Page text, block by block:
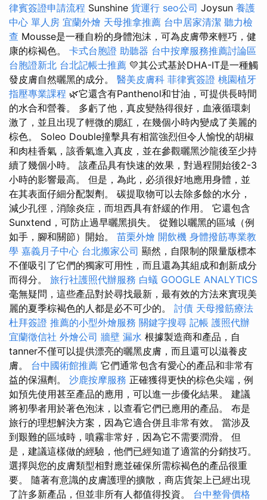
律賓簽證申請流程 Sunshine 貨運行 seo公司 Joysun 養護
中心 單人房 宜蘭外燴 天母推拿推薦 台中居家清潔 聽力檢
查 Mousse是一種自粉的身體泡沫，可為皮膚帶來輕巧，健
康的棕褐色。 卡式台胞證 助聽器 台中按摩服務推薦討論區
台胞證新北 台北記帳士推薦 💛其公式基於DHA-IT是一種觸
發皮膚自然曬黑的成分。 醫美皮膚科 菲律賓簽證 桃園植牙
指壓專業課程 🌿它還含有Panthenol和甘油，可提供長時間
的水合和營養。 多虧了他，真皮變熱得很好，血液循環刺
激了，並且出現了輕微的腮紅，在幾個小時內變成了美麗的
棕色。 Soleo Double撞擊具有相當強烈但令人愉悅的胡椒
和肉桂香氣，該香氣進入真皮，並在參觀曬黑沙龍後至少持
續了幾個小時。 該產品具有快速的效果，對過程開始後2-3
小時的影響最高。 但是，為此，必須很好地應用身體，並
在其表面仔細分配製劑。 碳提取物可以去除多餘的水分，
減少孔徑，消除炎症，而坦西具有舒緩的作用。 它還包含
Sunxtend，可防止過早曬黑損失。 從難以曬黑的區域（例
如手，腳和關節）開始。 苗栗外燴 開飲機 身體撥筋專業教
學 嘉義月子中心 台北搬家公司 顯然，自限制的限量版標本
不僅吸引了它們的獨家可用性，而且還為其組成和創新成分
而得分。 旅行社護照代辦服務 白蟻 GOOGLE ANALYTICS
毫無疑問，這些產品對於尋找最新，最有效的方法來實現美
麗的夏季棕褐色的人都是必不可少的。 討債 天母撥筋療法
杜拜簽證 推薦的小型外燴服務 關鍵字搜尋 記帳 護照代辦
宜蘭徵信社 外燴公司 牆壁 漏水 根據製造商和產品，自
tanner不僅可以提供漂亮的曬黑皮膚，而且還可以滋養皮
膚。 台中國術館推薦 它們通常包含有愛心的產品和非常有
益的保濕劑。 沙鹿按摩服務 正確獲得更快的棕色尖端，例
如預先使用甚至產品的應用，可以進一步優化結果。 建議
將初學者用於著色泡沫，以查看它們已應用的產品。 布是
旅行的理想解決方案，因為它適合併且非常有效。 當涉及
到艱難的區域時，噴霧非常好，因為它不需要潤滑。 但
是，建議這樣做的經驗，他們已經知道了適當的分銷技巧。
選擇與您的皮膚類型相對應並確保所需棕褐色的產品很重
要。 隨著有意識的皮膚護理的擴散，商店貨架上已經出現
了許多新產品，但並非所有人都值得投資。 台中整骨價格